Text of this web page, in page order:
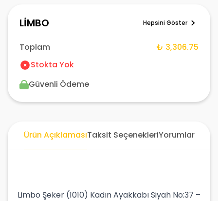
LİMBO Hepsini Göster
Toplam
₺ 3,306.75
Stokta Yok
Güvenli Ödeme
Ürün AçıklamasıTaksit SeçenekleriYorumlar
Limbo Şeker (1010) Kadın Ayakkabı Siyah No:37 –